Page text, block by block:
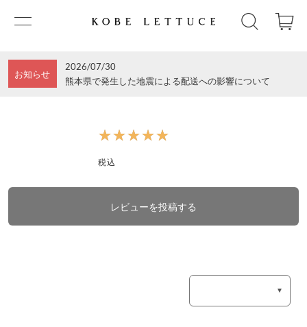
お知らせ
2026/07/30
熊本県で発生した地震による配送への影響について
★★★★★
★★★★★
税込
レビューを投稿する